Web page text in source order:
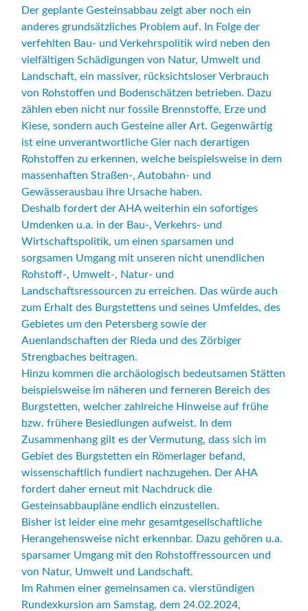
Der geplante Gesteinsabbau zeigt aber noch ein
anderes grundsätzliches Problem auf. In Folge der
verfehlten Bau- und Verkehrspolitik wird neben den
vielfältigen Schädigungen von Natur, Umwelt und
Landschaft, ein massiver, rücksichtsloser Verbrauch
von Rohstoffen und Bodenschätzen betrieben. Dazu
zählen eben nicht nur fossile Brennstoffe, Erze und
Kiese, sondern auch Gesteine aller Art. Gegenwärtig
ist eine unverantwortliche Gier nach derartigen
Rohstoffen zu erkennen, welche beispielsweise in dem
massenhaften Straßen-, Autobahn- und
Gewässerausbau ihre Ursache haben.
Deshalb fordert der AHA weiterhin ein sofortiges
Umdenken u.a. in der Bau-, Verkehrs- und
Wirtschaftspolitik, um einen sparsamen und
sorgsamen Umgang mit unseren nicht unendlichen
Rohstoff-, Umwelt-, Natur- und
Landschaftsressourcen zu erreichen. Das würde auch
zum Erhalt des Burgstettens und seines Umfeldes, des
Gebietes um den Petersberg sowie der
Auenlandschaften der Rieda und des Zörbiger
Strengbaches beitragen.
Hinzu kommen die archäologisch bedeutsamen Stätten
beispielsweise im näheren und ferneren Bereich des
Burgstetten, welcher zahlreiche Hinweise auf frühe
bzw. frühere Besiedlungen aufweist. In dem
Zusammenhang gilt es der Vermutung, dass sich im
Gebiet des Burgstetten ein Römerlager befand,
wissenschaftlich fundiert nachzugehen. Der AHA
fordert daher erneut mit Nachdruck die
Gesteinsabbaupläne endlich einzustellen.
Bisher ist leider eine mehr gesamtgesellschaftliche
Herangehensweise nicht erkennbar. Dazu gehören u.a.
sparsamer Umgang mit den Rohstoffressourcen und
von Natur, Umwelt und Landschaft.
Im Rahmen einer gemeinsamen ca. vierstündigen
Rundexkursion am Samstag, dem 24.02.2024,